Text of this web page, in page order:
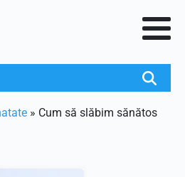
» Cum să slăbim sănătos